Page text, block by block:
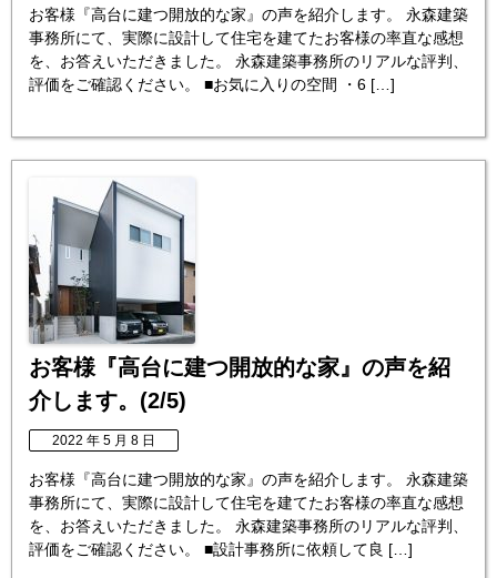
お客様『高台に建つ開放的な家』の声を紹介します。 永森建築
事務所にて、実際に設計して住宅を建てたお客様の率直な感想
を、お答えいただきました。 永森建築事務所のリアルな評判、
評価をご確認ください。 ■お気に入りの空間 ・6 […]
お客様『高台に建つ開放的な家』の声を紹
介します。(2/5)
2022 年 5 月 8 日
お客様『高台に建つ開放的な家』の声を紹介します。 永森建築
事務所にて、実際に設計して住宅を建てたお客様の率直な感想
を、お答えいただきました。 永森建築事務所のリアルな評判、
評価をご確認ください。 ■設計事務所に依頼して良 […]